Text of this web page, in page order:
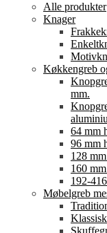
Alle produkter
Knager
Køkkengreb
mm.
64 mm
96 mm
128
160
192-
Møbelgreb